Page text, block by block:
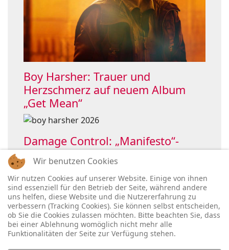
Boy Harsher: Trauer und
Herzschmerz auf neuem Album
„Get Mean“
Damage Control: „Manifesto“-
Single holt OHMElectronic ins Boot
Wir benutzen Cookies
Wir nutzen Cookies auf unserer Website. Einige von ihnen
sind essenziell für den Betrieb der Seite, während andere
uns helfen, diese Website und die Nutzererfahrung zu
verbessern (Tracking Cookies). Sie können selbst entscheiden,
ob Sie die Cookies zulassen möchten. Bitte beachten Sie, dass
bei einer Ablehnung womöglich nicht mehr alle
Funktionalitäten der Seite zur Verfügung stehen.